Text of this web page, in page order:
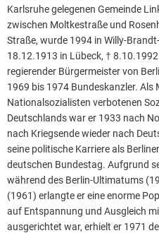
Karlsruhe gelegenen Gemeinde
zwischen Moltkestraße und
Straße, wurde 1994 in Willy-
18.12.1913 in Lübeck, †
regierender Bürgermeister von
1969 bis 1974 Bundeskanzler. Als
Nationalsozialisten verbotenen
Deutschlands war er 1933 nach
nach Kriegsende wieder nach
seine politische Karriere als
deutschen Bundestag. Aufgrund
während des Berlin-Ultimatums
(1961) erlangte er eine enorme
auf Entspannung und Ausgleich
ausgerichtet war, erhielt er 1971